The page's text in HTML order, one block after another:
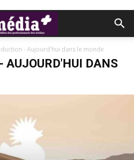
- Aujourd'hui dans le monde
AUJOURD'HUI DANS